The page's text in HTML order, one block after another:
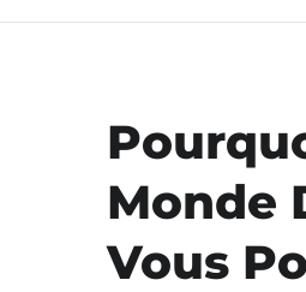
Monde
Vous